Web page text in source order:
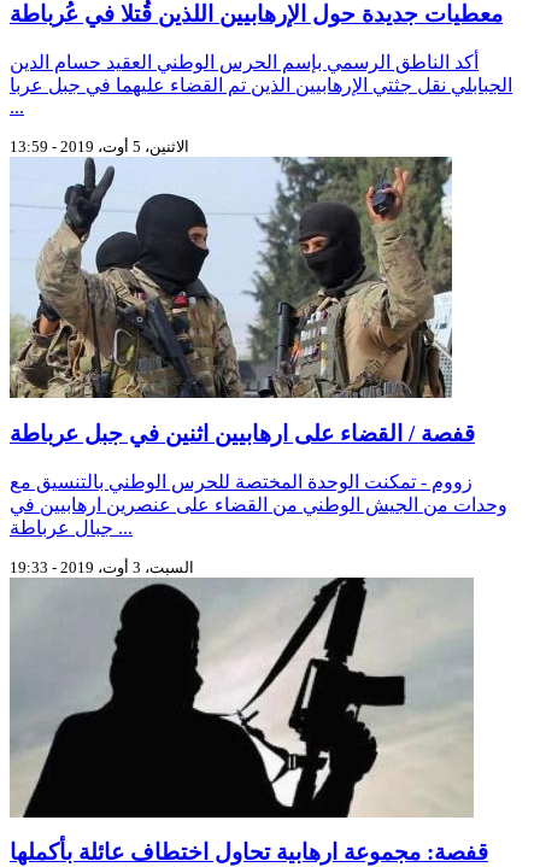
معطيات جديدة حول الإرهابيين اللذين قُتلا في عُرباطة
أكد الناطق الرسمي بإسم الحرس الوطني العقيد حسام الدين
الجبابلي نقل جثتي الإرهابيين الذين تم القضاء عليهما في جبل عربا
...
الاثنين، 5 أوت، 2019 - 13:59
قفصة / القضاء على ارهابيين اثنين في جبل عرباطة
زووم - تمكنت الوحدة المختصة للحرس الوطني بالتنسيق مع
وحدات من الجيش الوطني من القضاء على عنصرين ارهابيين في
جبال عرباطة ...
السبت، 3 أوت، 2019 - 19:33
قفصة: مجموعة ارهابية تحاول اختطاف عائلة بأكملها